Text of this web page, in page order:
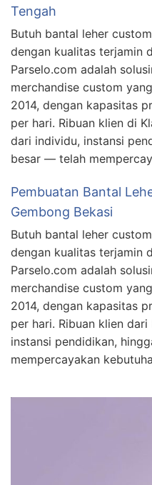
Tengah
Butuh bantal leher
dengan kualitas terjamin
Parselo.com adalah
merchandise custom
2014, dengan kapasitas
per hari. Ribuan klien di
dari individu, instansi
besar — telah
Pembuatan Bantal
Gembong Bekasi
Butuh bantal leher
dengan kualitas terjamin
Parselo.com adalah
merchandise custom
2014, dengan kapasitas
per hari. Ribuan klien
instansi pendidikan,
mempercayakan